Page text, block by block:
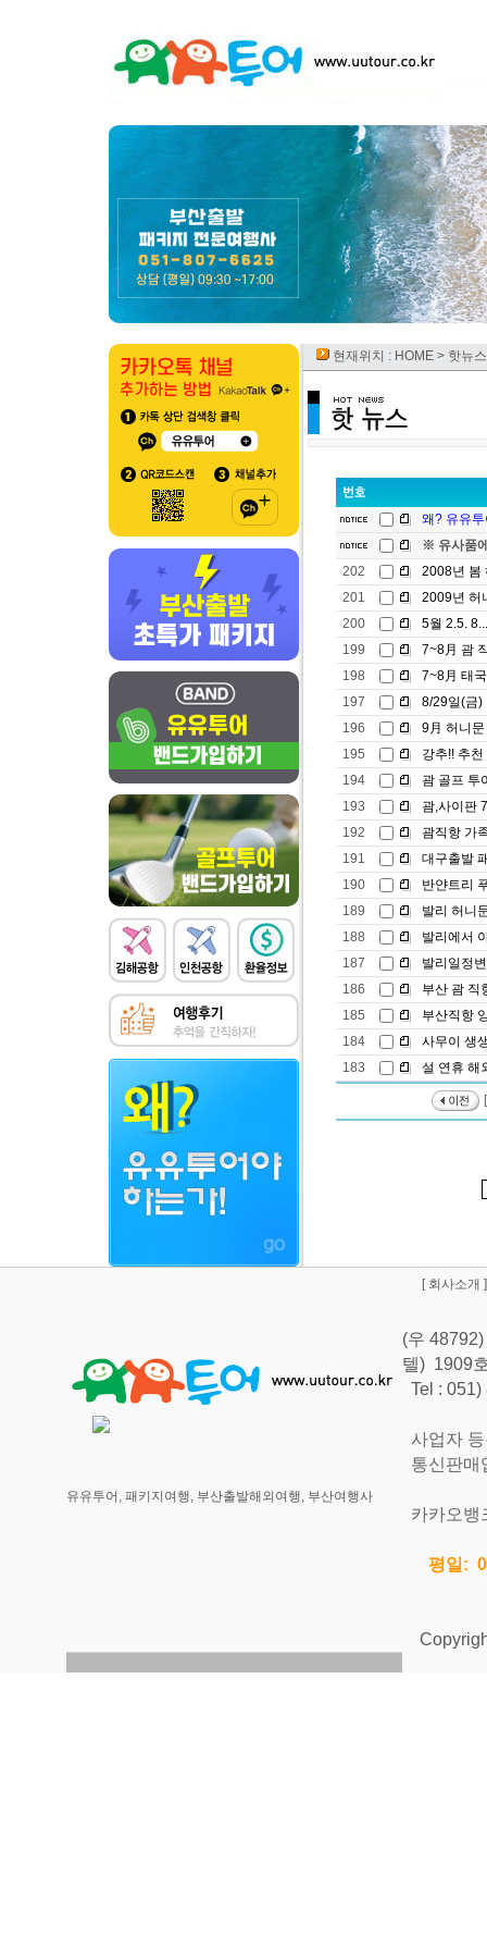
현재위치 : HOME > 핫뉴스
왜? 유유
※ 유사품
202
2008년 봄
201
2009년 허
200
5월 2.5. 8...
199
7~8月 괌
198
7~8月 태
197
8/29일(금)
196
9月 허니문
195
강추!! 추천
194
괌 골프 투
193
괌,사이판
192
괌직항 가
191
대구출발
190
반얀트리
189
발리 허니
188
발리에서
187
발리일정
186
부산 괌 직
185
부산직항
184
사무이 생
183
설 연휴 해
유유투어, 패키지여행, 부산출발해외여행, 부산여행사
[ 회사소개
(우
텔) 1909
Tel :
사업자
통신판매
카카오뱅
평일: